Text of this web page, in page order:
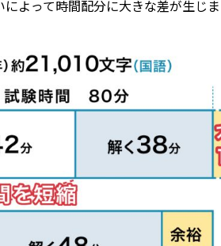
よって時間配分に大きな差が生じ